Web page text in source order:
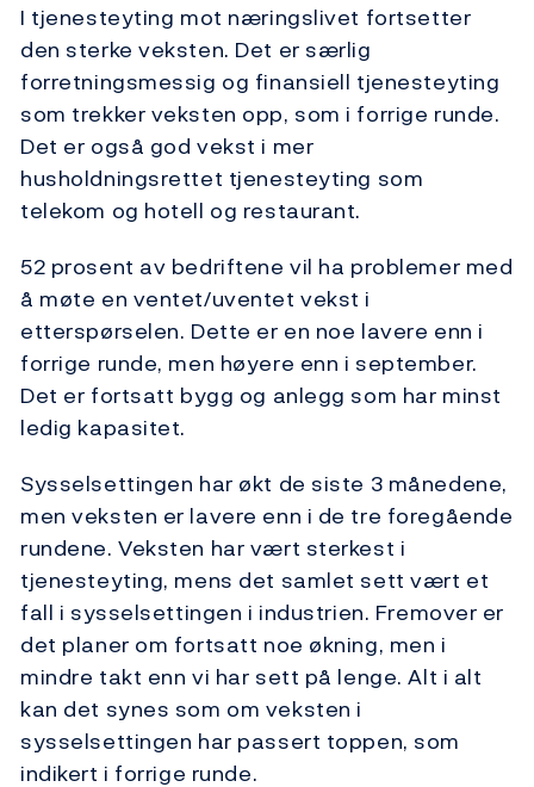
I tjenesteyting mot næringslivet fortsetter
den sterke veksten. Det er særlig
forretningsmessig og finansiell tjenesteyting
som trekker veksten opp, som i forrige runde.
Det er også god vekst i mer
husholdningsrettet tjenesteyting som
telekom og hotell og restaurant.
52 prosent av bedriftene vil ha problemer med
å møte en ventet/uventet vekst i
etterspørselen. Dette er en noe lavere enn i
forrige runde, men høyere enn i september.
Det er fortsatt bygg og anlegg som har minst
ledig kapasitet.
Sysselsettingen har økt de siste 3 månedene,
men veksten er lavere enn i de tre foregående
rundene. Veksten har vært sterkest i
tjenesteyting, mens det samlet sett vært et
fall i sysselsettingen i industrien. Fremover er
det planer om fortsatt noe økning, men i
mindre takt enn vi har sett på lenge. Alt i alt
kan det synes som om veksten i
sysselsettingen har passert toppen, som
indikert i forrige runde.